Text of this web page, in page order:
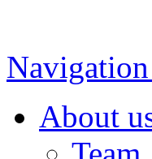
About